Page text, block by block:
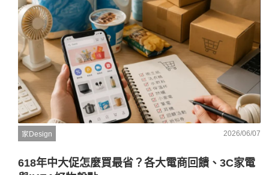
家Design 2026/06/07
618年中大促怎麼買最省？各大電商回饋、3C家電